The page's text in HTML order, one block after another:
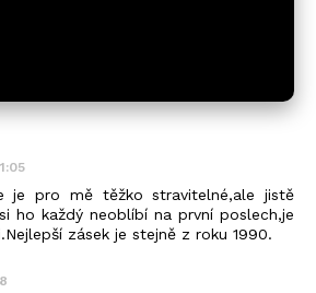
je pro mě těžko stravitelné,ale jistě
ho každý neoblíbí na první poslech,je
zásek je stejně z roku 1990.